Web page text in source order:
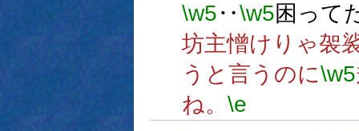
\w5‥\w5困って
坊主憎けりゃ袈
うと言うのに\w5
ね。 \e